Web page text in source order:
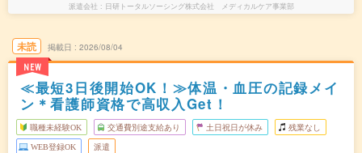
派遣会社 日研トータルソーシング株式会社 メディカルケア事業部
未読
NEW
掲載日 2026/08/04
≪最短3日後開始OK！≫体温・血圧の記録メイ
ン＊看護師資格で高収入Get！
職種未経験OK 交通費別途支給あり 土日祝日が休み 残業なし
WEB登録OK 派遣